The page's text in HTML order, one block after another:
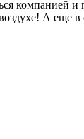
А еще